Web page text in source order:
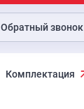
Обратный звонок
Комплектация